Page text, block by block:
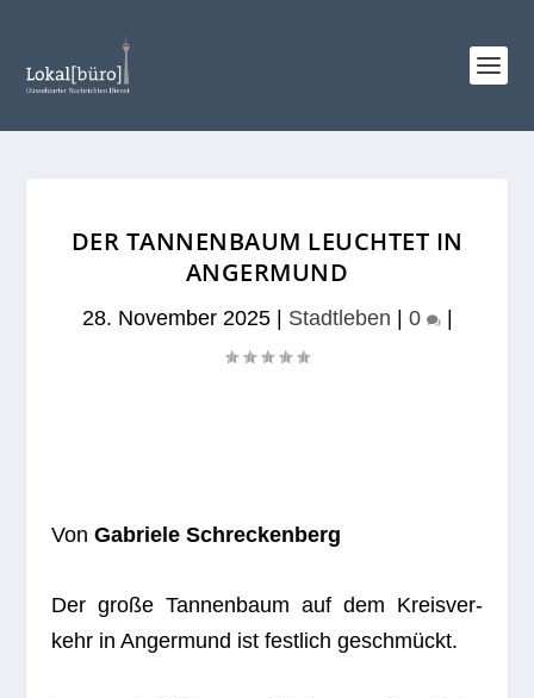
DER TANNENBAUM LEUCHTET IN
ANGERMUND
28. November 2025| Stadtleben 0 |
Von Gabriele Schre­cken­berg
Der große Tan­nen­baum auf dem Kreis­ver­
kehr in Anger­mund ist fest­lich geschmückt.